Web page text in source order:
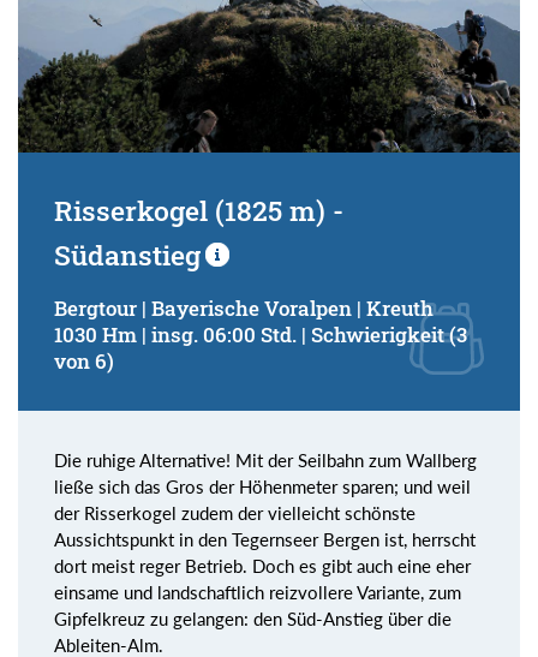
Risserkogel (1825 m) -
Südanstieg
Bergtour | Bayerische Voralpen | Kreuth
1030 Hm | insg. 06:00 Std. | Schwierigkeit (3
von 6)
Die ruhige Alternative! Mit der Seilbahn zum Wallberg
ließe sich das Gros der Höhenmeter sparen; und weil
der Risserkogel zudem der vielleicht schönste
Aussichtspunkt in den Tegernseer Bergen ist, herrscht
dort meist reger Betrieb. Doch es gibt auch eine eher
einsame und landschaftlich reizvollere Variante, zum
Gipfelkreuz zu gelangen: den Süd-Anstieg über die
Ableiten-Alm.